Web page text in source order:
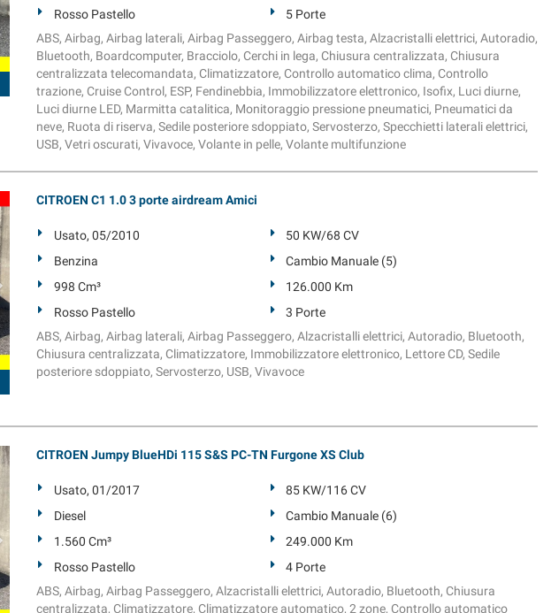
Rosso Pastello
5 Porte
ABS, Airbag, Airbag laterali, Airbag Passeggero, Airbag testa, Alzacristalli elettrici, Autoradio,
Bluetooth, Boardcomputer, Bracciolo, Cerchi in lega, Chiusura centralizzata, Chiusura
centralizzata telecomandata, Climatizzatore, Controllo automatico clima, Controllo
trazione, Cruise Control, ESP, Fendinebbia, Immobilizzatore elettronico, Isofix, Luci diurne,
Luci diurne LED, Marmitta catalitica, Monitoraggio pressione pneumatici, Pneumatici da
neve, Ruota di riserva, Sedile posteriore sdoppiato, Servosterzo, Specchietti laterali elettrici,
USB, Vetri oscurati, Vivavoce, Volante in pelle, Volante multifunzione
CITROEN C1 1.0 3 porte airdream Amici
Usato, 05/2010
50 KW/68 CV
Benzina
Cambio Manuale (5)
998 Cm³
126.000 Km
Rosso Pastello
3 Porte
ABS, Airbag, Airbag laterali, Airbag Passeggero, Alzacristalli elettrici, Autoradio, Bluetooth,
Chiusura centralizzata, Climatizzatore, Immobilizzatore elettronico, Lettore CD, Sedile
posteriore sdoppiato, Servosterzo, USB, Vivavoce
CITROEN Jumpy BlueHDi 115 S&S PC-TN Furgone XS Club
Usato, 01/2017
85 KW/116 CV
Diesel
Cambio Manuale (6)
1.560 Cm³
249.000 Km
Rosso Pastello
4 Porte
ABS, Airbag, Airbag Passeggero, Alzacristalli elettrici, Autoradio, Bluetooth, Chiusura
centralizzata, Climatizzatore, Climatizzatore automatico, 2 zone, Controllo automatico